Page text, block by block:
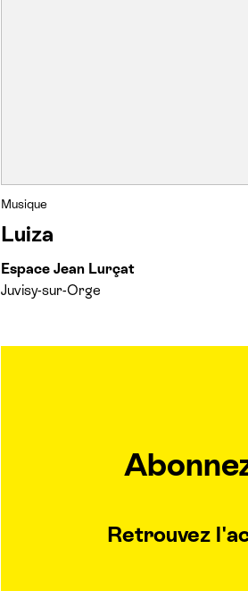
Musique
Luiza
Espace Jean Lurçat
Juvisy-sur-Orge
Retrouvez